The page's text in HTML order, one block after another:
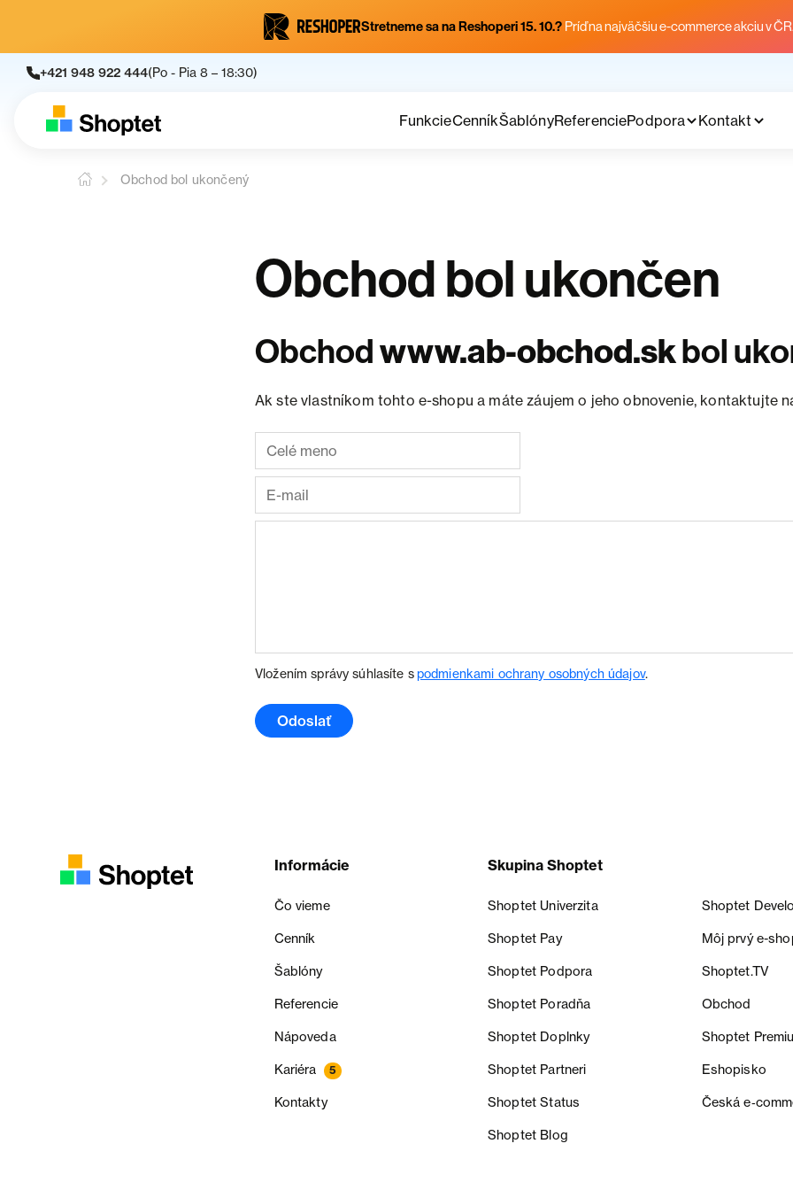
Stretneme sa na Reshoperi 15. 10.? Príď na najväčšiu e-commerce akciu v
+421 948 922 444(Po - Pia 8 – 18:30)
FunkcieCenníkŠablónyReferenciePodpora Kontakt
Obchod bol ukončený
Obchod bol ukončen
Obchodwww.ab-obchod.skbol
Ak ste vlastníkom tohto e-shopu a máte záujem o jeho obnovenie, kontaktujte
Vložením správy súhlasíte spodmienkami ochrany osobných údajov.
Odoslať
Informácie
Čo vieme
Cenník
Šablóny
Referencie
Nápoveda
Kariéra 5
Kontakty
Skupina Shoptet
Shoptet Univerzita Shoptet
Shoptet Pay Môj prvý e-
Shoptet Podpora Shoptet.TV
Shoptet Poradňa Obchod
Shoptet Doplnky Shoptet
Shoptet Partneri Eshopisko
Shoptet Status Česká
Shoptet Blog